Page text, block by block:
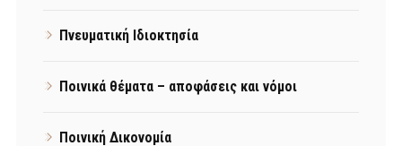
Πνευματική Ιδιοκτησία
Ποινικά θέματα – αποφάσεις και νόμοι
Ποινική Δικονομία